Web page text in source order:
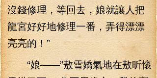
沒錢修理，等回去，娘就讓人把
龍宮好好地修理一番，弄得漂漂
亮亮的！”
“娘——”敖雪嬌氣地在敖昕懷